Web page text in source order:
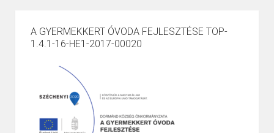
A GYERMEKKERT ÓVODA FEJLESZTÉSE TOP-
1.4.1-16-HE1-2017-00020